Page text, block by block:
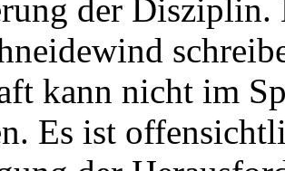
der
kann nicht im
Es ist